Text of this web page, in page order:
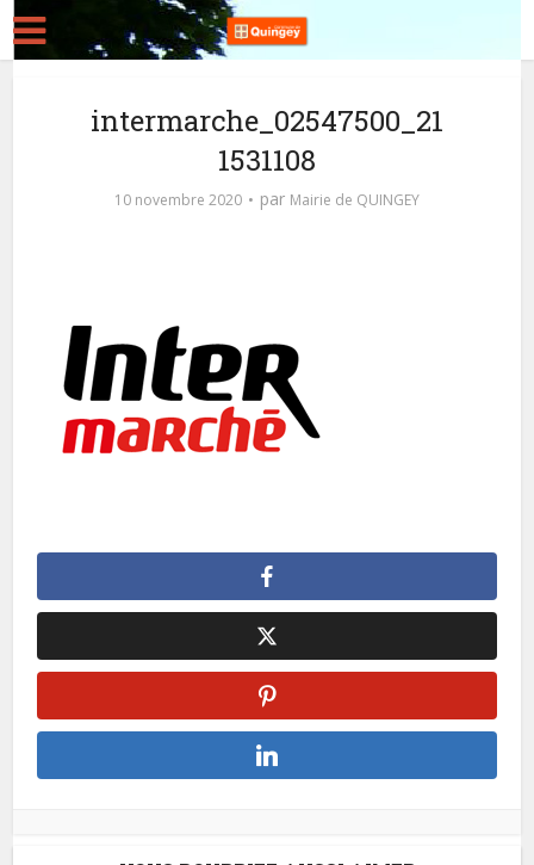
intermarche_02547500_21
1531108
10 novembre 2020 par Mairie de QUINGEY